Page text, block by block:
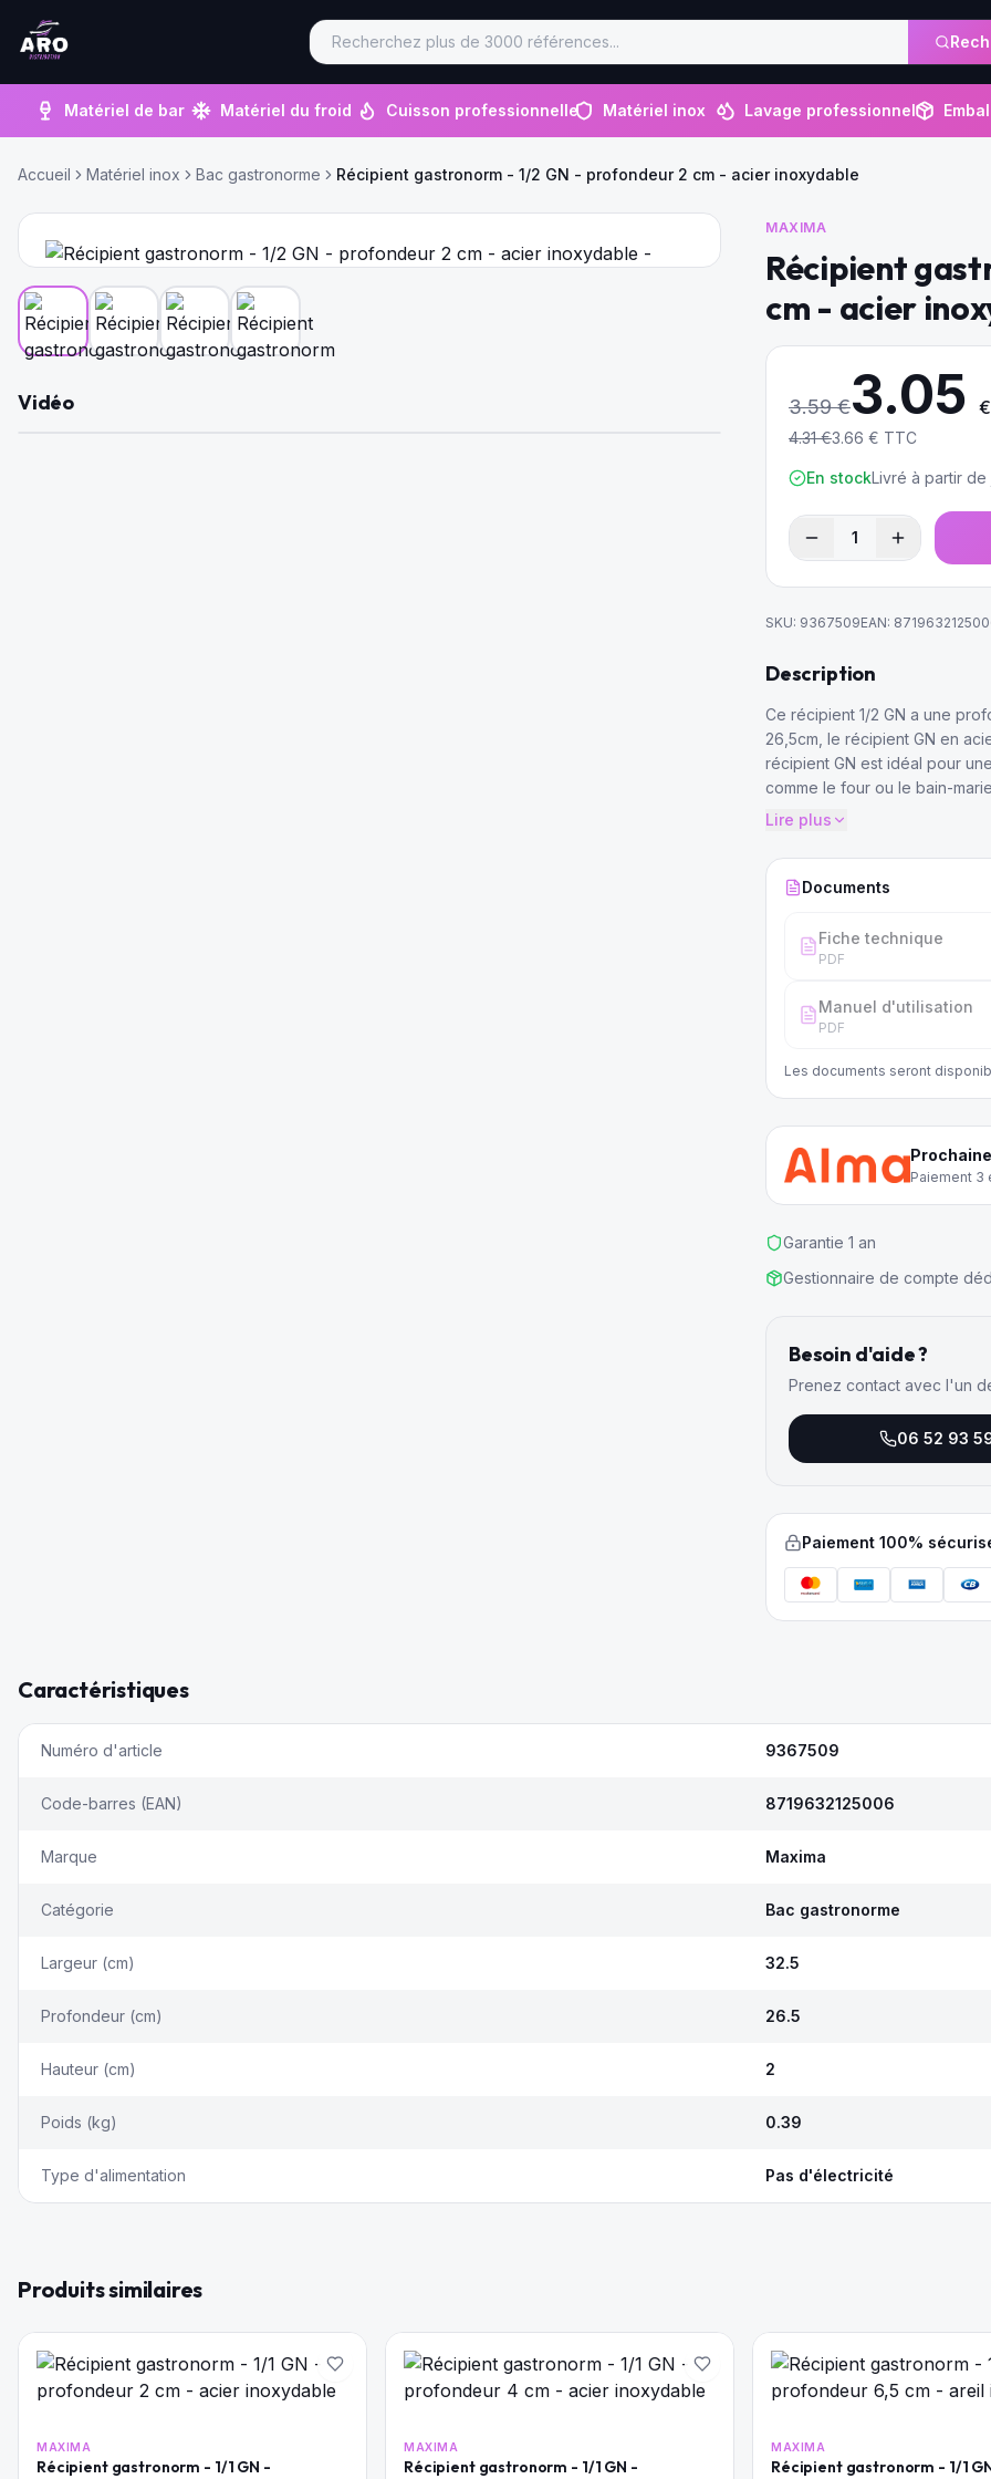
Matériel de bar Matériel du froid Cuisson professionnelle Matériel inox Lavage professionnel
Accueil Matériel inox Bac gastronorme Récipient gastronorm - 1/2 GN - profondeur 2 cm - acier inoxydable
Vidéo
MAXIMA
Récipient
cm - acier
3.59€3.05
4.31€3.66 € TTC
En stockLivré à partir
1
SKU: 9367509EAN:
Description
Ce récipient 1/2 GN a une
26,5cm, le récipient GN en
récipient GN est idéal pour
comme le four ou le bain-
Lire plus
Documents
Fiche technique
PDF
Manuel d'utilisation
PDF
Les documents seront
Paiement 3
Garantie 1 an
Gestionnaire de compte
Besoin d'aide ?
Prenez contact avec l'un
06 52 93
Paiement 100%
Caractéristiques
Numéro d'article 9367509
Code-barres (EAN) 8719632125006
Marque Maxima
Catégorie Bac gastronorme
Largeur (cm) 32.5
Profondeur (cm) 26.5
Hauteur (cm) 2
Poids (kg) 0.39
Type d'alimentation Pas d'électricité
Produits similaires
MAXIMA
Récipient gastronorm - 1/1 GN -
MAXIMA
Récipient gastronorm - 1/1 GN -
MAXIMA
Récipient gastronorm - 1/1